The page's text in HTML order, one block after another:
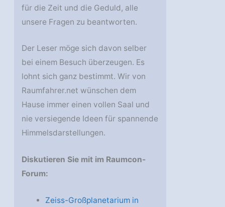
für die Zeit und die Geduld, alle
unsere Fragen zu beantworten.
Der Leser möge sich davon selber
bei einem Besuch überzeugen. Es
lohnt sich ganz bestimmt. Wir von
Raumfahrer.net wünschen dem
Hause immer einen vollen Saal und
nie versiegende Ideen für spannende
Himmelsdarstellungen.
Diskutieren Sie mit im Raumcon-
Forum:
Zeiss-Großplanetarium in